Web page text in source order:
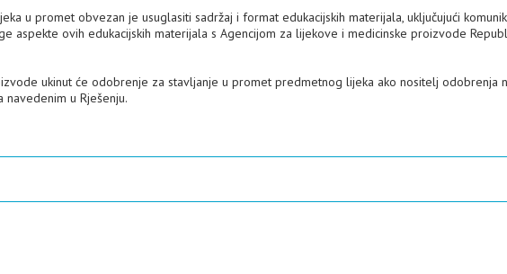
u promet obvezan je usuglasiti sadržaj i format edukacijskih materijala, uključujući
aspekte ovih edukacijskih materijala s Agencijom za lijekove i medicinske proizvode
ukinut će odobrenje za stavljanje u promet predmetnog lijeka ako nositelj odobrenja
u Rješenju.